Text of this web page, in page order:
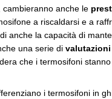
anche le
a riscaldarsi e a
anche la capacità di
una serie di
che i termosifoni
i termosifoni in